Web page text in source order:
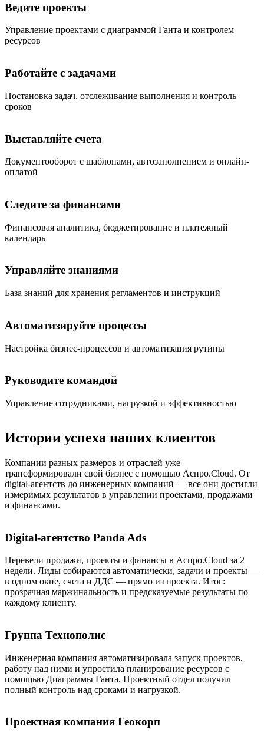
Ведите проекты
Управление проектами с диаграммой Ганта и контролем
ресурсов
Работайте с задачами
Постановка задач, отслеживание выполнения и контроль
сроков
Выставляйте счета
Документооборот с шаблонами, автозаполнением и онлайн-
оплатой
Следите за финансами
Финансовая аналитика, бюджетирование и платежный
календарь
Управляйте знаниями
База знаний для хранения регламентов и инструкций
Автоматизируйте процессы
Настройка бизнес-процессов и автоматизация рутины
Руководите командой
Управление сотрудниками, нагрузкой и эффективностью
Истории успеха наших клиентов
Компании разных размеров и отраслей уже
трансформировали свой бизнес с помощью Аспро.Cloud. От
digital-агентств до инженерных компаний — все они достигли
измеримых результатов в управлении проектами, продажами
и финансами.
Digital-агентство Panda Ads
Перевели продажи, проекты и финансы в Аспро.Cloud за 2
недели. Лиды собираются автоматически, задачи и проекты —
в одном окне, счета и ДДС — прямо из проекта. Итог:
прозрачная маржинальность и предсказуемые результаты по
каждому клиенту.
Группа Технополис
Инженерная компания автоматизировала запуск проектов,
работу над ними и упростила планирование ресурсов с
помощью Диаграммы Ганта. Проектный отдел получил
полный контроль над сроками и нагрузкой.
Проектная компания Геокорп